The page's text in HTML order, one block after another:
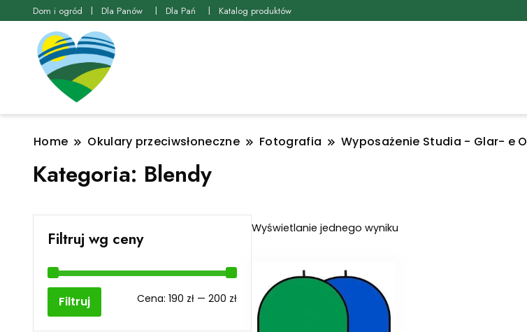
Dom i ogród Dla Panów Dla Pań Katalog produktów
Home Okulary przeciwsłoneczne Fotografia Wyposażenie Studia - Glar- e O
Kategoria: Blendy
Wyświetlanie jednego wyniku
Filtruj wg ceny
Cena
Cena
max
Filtruj Cena: 190 zł— 200 zł